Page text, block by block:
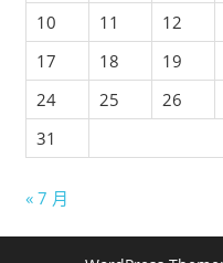
10
11 12
17
18 19
24
25 26
31
« 7 月